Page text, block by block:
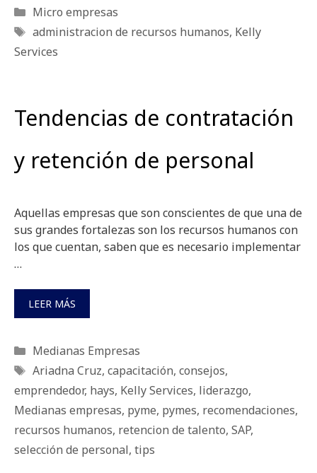
Categorías
Micro empresas
Etiquetas
administracion de recursos humanos, Kelly
Services
Tendencias de contratación
y retención de personal
Aquellas empresas que son conscientes de que una de
sus grandes fortalezas son los recursos humanos con
los que cuentan, saben que es necesario implementar
…
LEER MÁS
Categorías
Medianas Empresas
Etiquetas
Ariadna Cruz, capacitación, consejos,
emprendedor, hays, Kelly Services, liderazgo,
Medianas empresas, pyme, pymes, recomendaciones,
recursos humanos, retencion de talento, SAP,
selección de personal, tips